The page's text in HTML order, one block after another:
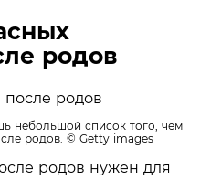
родов
небольшой список того, чем
родов. © Getty images
родов нужен для